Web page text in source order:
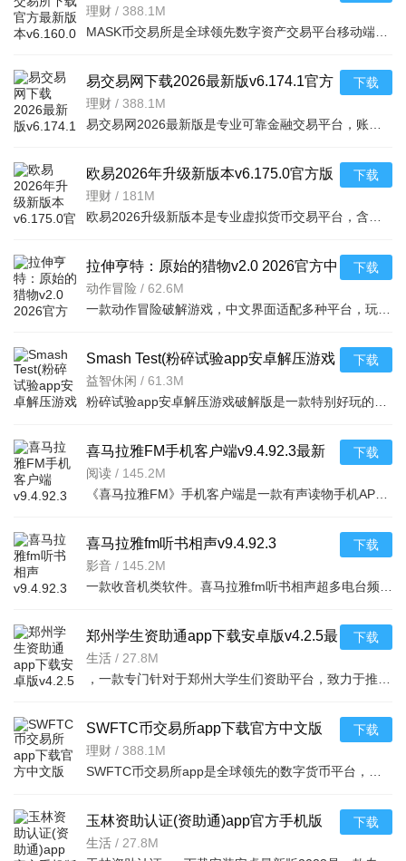
v6.160.0官方版
理财 / 388.1M
易交易网下载2026最新版v6.174.1官方
版
理财 / 388.1M
下载
欧易2026年升级新版本v6.175.0官方版
理财 / 181M
下载
拉伸亨特：原始的猎物v2.0 2026官方中
文版
动作冒险 / 62.6M
下载
Smash Test(粉碎试验app安卓解压游戏
破解版)v1.2
益智休闲 / 61.3M
下载
喜马拉雅FM手机客户端v9.4.92.3最新
版
阅读 / 145.2M
下载
喜马拉雅fm听书相声v9.4.92.3
影音 / 145.2M
下载
郑州学生资助通app下载安卓版v4.2.5最
新版
生活 / 27.8M
下载
SWFTC币交易所app下载官方中文版
v6.166.0最新版
理财 / 388.1M
下载
玉林资助认证(资助通)app官方手机版
v4.2.5安卓版
生活 / 27.8M
下载